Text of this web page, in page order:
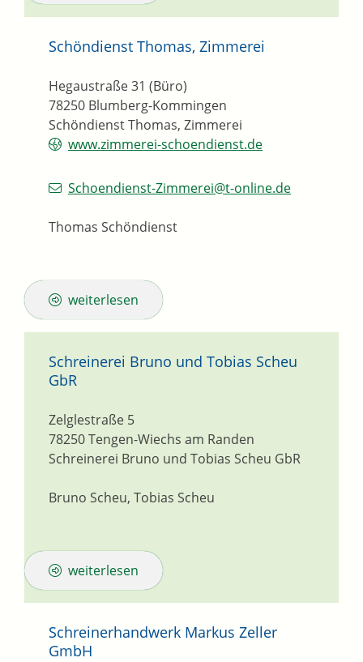
Schöndienst Thomas, Zimmerei
Schöndienst Thomas, Zimmerei
Hegaustraße 31 (Büro)
78250 Blumberg-Kommingen
www.zimmerei-schoendienst.de
Schoendienst-Zimmerei@t-online.de
Thomas Schöndienst
weiterlesen
Schreinerei Bruno und Tobias Scheu
GbR
Schreinerei Bruno und Tobias Scheu GbR
Zelglestraße 5
78250Tengen-Wiechs am Randen
Bruno Scheu, Tobias Scheu
weiterlesen
Schreinerhandwerk Markus Zeller
GmbH